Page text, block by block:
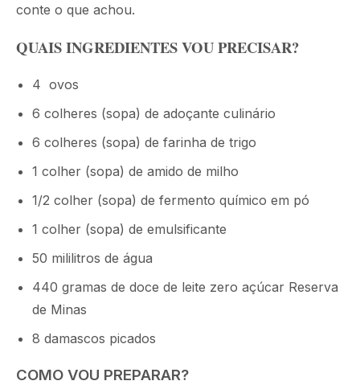
conte o que achou.
QUAIS INGREDIENTES VOU PRECISAR?
4 ovos
6 colheres (sopa) de adoçante culinário
6 colheres (sopa) de farinha de trigo
1 colher (sopa) de amido de milho
1/2 colher (sopa) de fermento químico em pó
1 colher (sopa) de emulsificante
50 mililitros de água
440 gramas de doce de leite zero açúcar Reserva
de Minas
8 damascos picados
COMO VOU PREPARAR?